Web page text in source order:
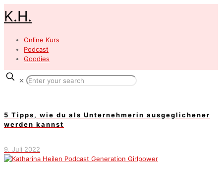
K.H.
Online Kurs
Podcast
Goodies
✕
5 Tipps, wie du als Unternehmerin ausgeglichener
werden kannst
9. Juli 2022